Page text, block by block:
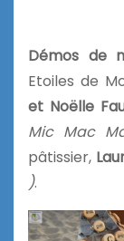
Démos de
Etoiles de
et Noëlle
Mic Mac
pâtissier,
).